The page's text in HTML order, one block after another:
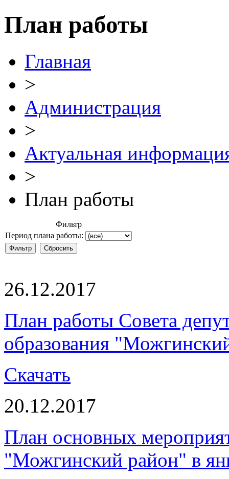
План работы
Главная
>
Администрация
>
Актуальная
>
План работы
Фильтр
Период плана работы:
26.12.2017
План работы Совета
образования
Скачать
20.12.2017
План основных
"Можгинский район" в